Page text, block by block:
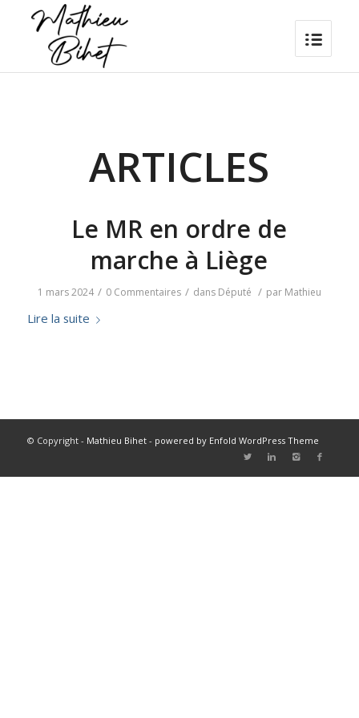
ARTICLES
Le MR en ordre de
marche à Liège
1 mars 2024 / 0 Commentaires / dans Député / par Mathieu
Lire la suite
© Copyright - Mathieu Bihet- powered by Enfold WordPress Theme